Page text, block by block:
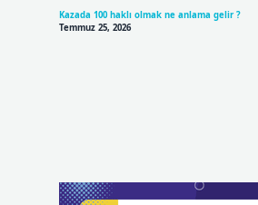
Kazada 100 haklı olmak ne anlama gelir ?
Temmuz 25, 2026